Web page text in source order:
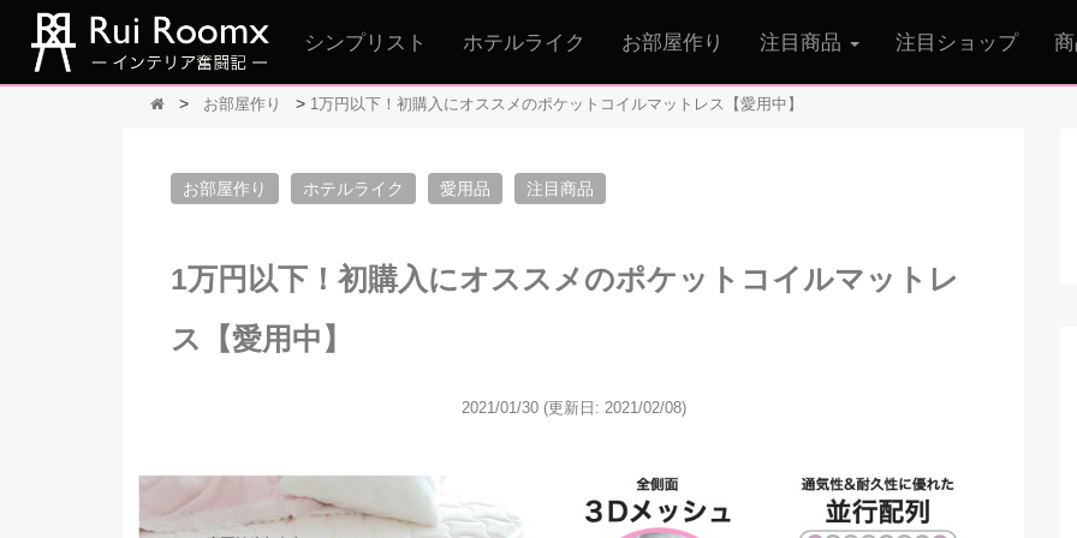
シンプリスト ホテルライク お部屋作り 注目商品 注目ショップ
> お部屋作り > 1万円以下！初購入にオススメのポケットコイルマットレス【愛用中】
お部屋作り ホテルライク 愛用品 注目商品
1万円以下！初購入にオススメのポケットコイルマットレ
ス【愛用中】
2021/01/30 (更新日: 2021/02/08)